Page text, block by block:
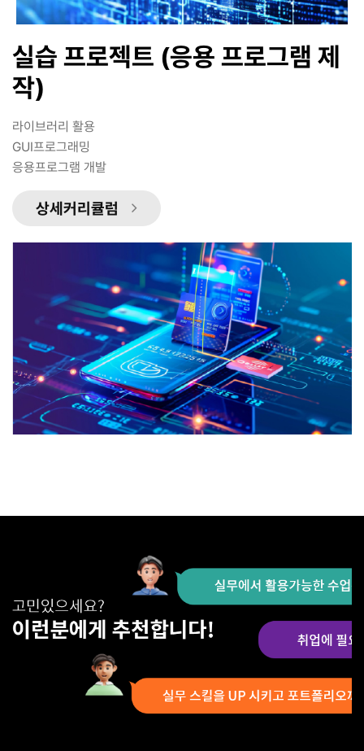
실습 프로젝트 (응용 프로그램 제
작)
라이브러리 활용
GUI프로그래밍
응용프로그램 개발
상세커리큘럼